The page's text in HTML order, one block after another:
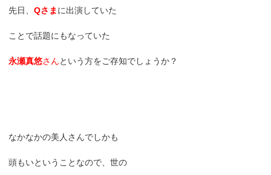
先日、Qさま に出演していた
ことで話題にもなっていた
永瀬真悠さんという方をご存知でしょうか？
なかなかの美人さんでしかも
頭もいということなので、世の